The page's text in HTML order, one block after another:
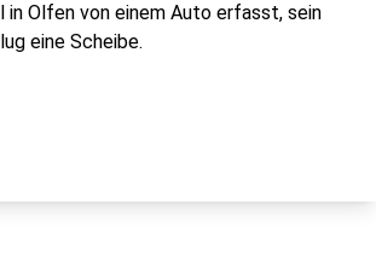
in Olfen von einem Auto erfasst, sein
eine Scheibe.